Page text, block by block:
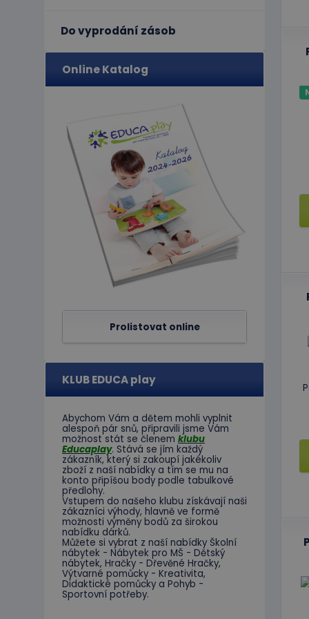
Do vyprodání zásob
Online Katalog
Prolistovat online
KLUB EDUCA play
Abychom Vám a dětem mohli vyplnit
alespoň pár snů, připravili jsme Vám
možnost stát se členem klubu
Educaplay. Stává se jím každý
zákazník, který si zakoupí jakékoliv
zboží z naší nabídky a tím se mu na
konto připíšou body podle tabulkové
předlohy.
Vstupem do našeho klubu získávají naši
zákazníci výhody, hlavně ve formě
možnosti výměny bodů za širokou
nabídku dárků.
Můžete si vybrat z naší nabídky Školní
nábytek - Nábytek pro MŠ - Dětský
nábytek, Hračky - Dřevěné Hračky,
Výtvarné pomůcky - Kreativita,
Didaktické pomůcky a Pohyb -
Sportovní potřeby.
stránky nelze bez
IDE